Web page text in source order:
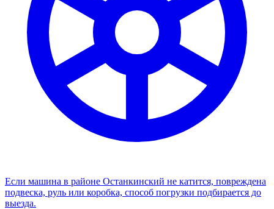
Если машина в районе Останкинский не катится, повреждена
подвеска, руль или коробка, способ погрузки подбирается до
выезда.